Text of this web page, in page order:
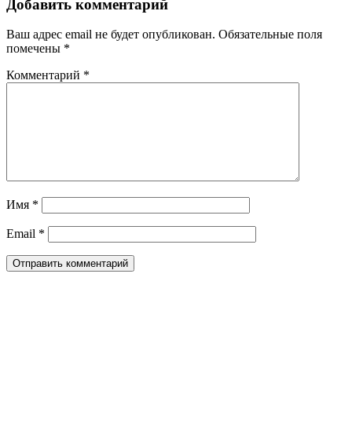
Добавить комментарий
Ваш адрес email не будет опубликован. Обязательные поля
помечены *
Комментарий *
Имя *
Email *